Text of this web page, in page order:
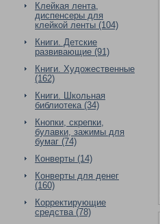
Клейкая лента,
диспенсеры для
клейкой ленты (104)
Книги. Детские
развивающие (91)
Книги. Художественные
(162)
Книги. Школьная
библиотека (34)
Кнопки, скрепки,
булавки, зажимы для
бумаг (74)
Конверты (14)
Конверты для денег
(160)
Корректирующие
средства (78)